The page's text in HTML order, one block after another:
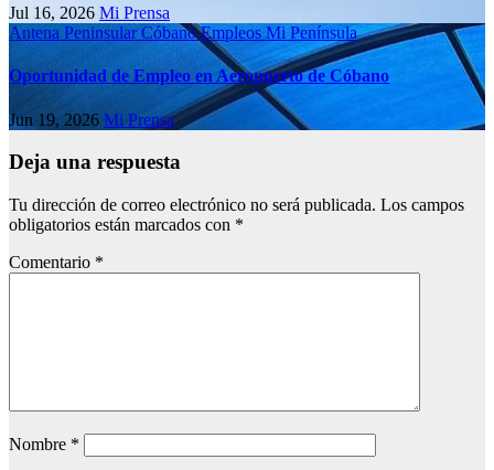
Jul 16, 2026 Mi Prensa
Antena PeninsularCóbanoEmpleos Mi Península
Oportunidad de Empleo en Aeropuerto de Cóbano
Jun 19, 2026 Mi Prensa
Deja una respuesta
Tu dirección de correo electrónico no será publicada. Los campos
obligatorios están marcados con *
Comentario *
Nombre *